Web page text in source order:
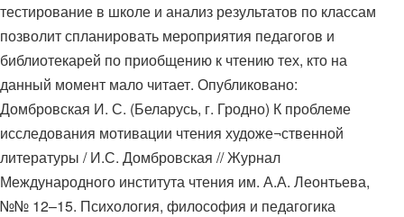
тестирование в школе и анализ результатов по классам
позволит спланировать мероприятия педагогов и
библиотекарей по приобщению к чтению тех, кто на
данный момент мало читает. Опубликовано:
Домбровская И. С. (Беларусь, г. Гродно) К проблеме
исследования мотивации чтения художе¬ственной
литературы / И.С. Домбровская // Журнал
Международного института чтения им. А.А. Леонтьева,
№№ 12–15. Психология, философия и педагогика